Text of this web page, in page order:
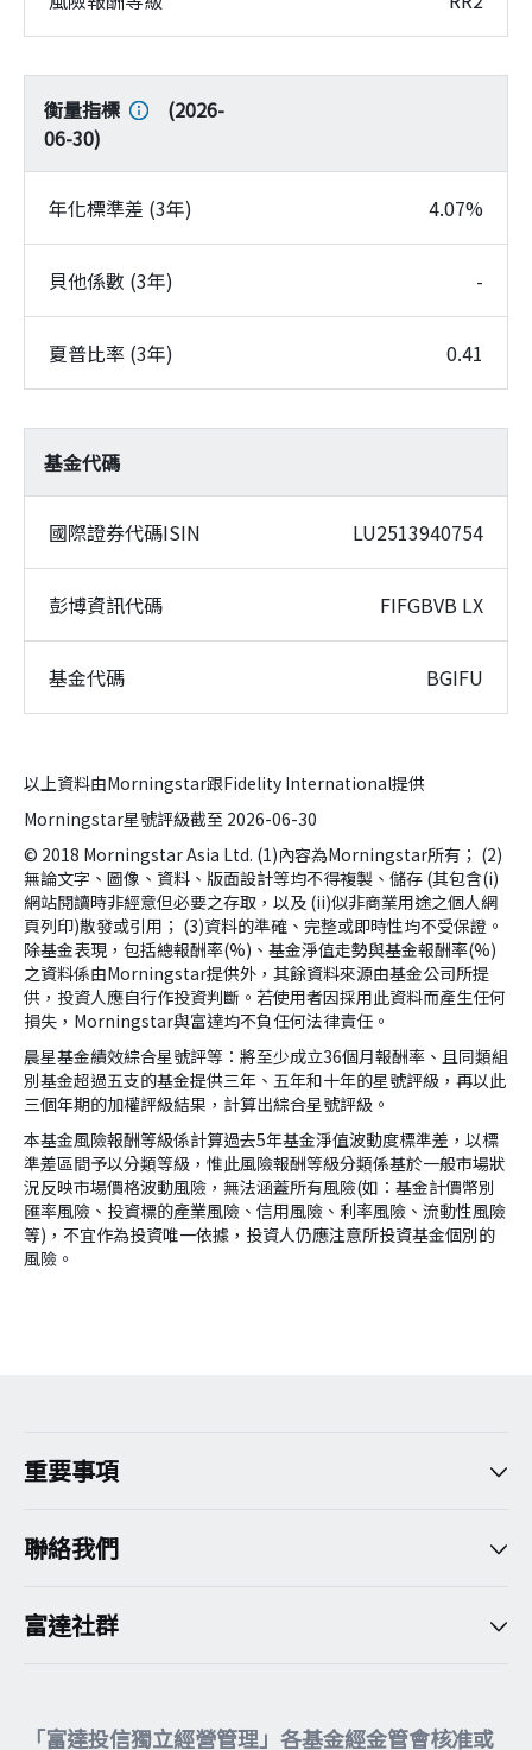
衡量指標 (2026-
06-30)
年化標準差 (3年) 4.07%
貝他係數 (3年) -
夏普比率 (3年) 0.41
基金代碼
國際證券代碼ISIN LU2513940754
彭博資訊代碼 FIFGBVB LX
基金代碼 BGIFU
以上資料由Morningstar跟Fidelity International提供
Morningstar星號評級截至 2026-06-30
© 2018 Morningstar Asia Ltd. (1)內容為Morningstar所有； (2)
無論文字、圖像、資料、版面設計等均不得複製、儲存 (其包含(i)
網站閱讀時非經意但必要之存取，以及 (ii)似非商業用途之個人網
頁列印)散發或引用； (3)資料的準確、完整或即時性均不受保證。
除基金表現，包括總報酬率(%)、基金淨值走勢與基金報酬率(%)
之資料係由Morningstar提供外，其餘資料來源由基金公司所提
供，投資人應自行作投資判斷。若使用者因採用此資料而產生任何
損失，Morningstar與富達均不負任何法律責任。
晨星基金績效綜合星號評等：將至少成立36個月報酬率、且同類組
別基金超過五支的基金提供三年、五年和十年的星號評級，再以此
三個年期的加權評級結果，計算出綜合星號評級。
本基金風險報酬等級係計算過去5年基金淨值波動度標準差，以標
準差區間予以分類等級，惟此風險報酬等級分類係基於一般市場狀
況反映市場價格波動風險，無法涵蓋所有風險(如：基金計價幣別
匯率風險、投資標的產業風險、信用風險、利率風險、流動性風險
等)，不宜作為投資唯一依據，投資人仍應注意所投資基金個別的
風險。
重要事項
聯絡我們
富達社群
「富達投信獨立經營管理」各基金經金管會核准或